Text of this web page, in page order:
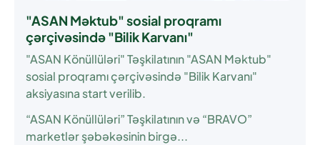
"ASAN Məktub" sosial proqramı
çərçivəsində "Bilik Karvanı"
"ASAN Könüllüləri" Təşkilatının "ASAN Məktub"
sosial proqramı çərçivəsində "Bilik Karvanı"
aksiyasına start verilib.
“ASAN Könüllüləri” Təşkilatının və “BRAVO”
marketlər şəbəkəsinin birgə...